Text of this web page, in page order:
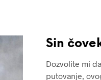
Sin
Dozvolite mi
putovanje,